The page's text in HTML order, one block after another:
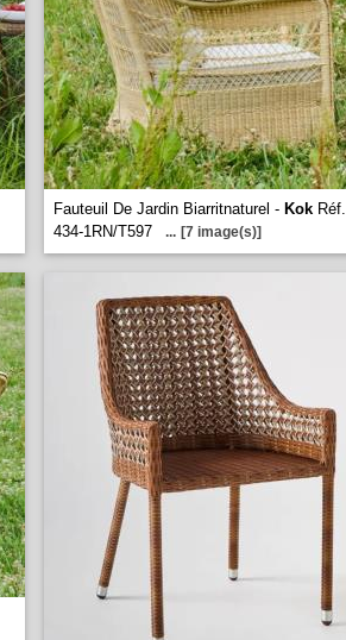
Fauteuil De Jardin Biarritnaturel - Kok Réf.
434-1RN/T597
... [7 image(s)]